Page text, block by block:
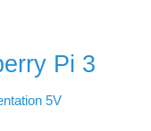
Pi 3
5V